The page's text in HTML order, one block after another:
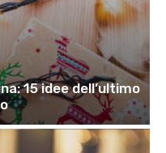
15 idee dell’ultimo